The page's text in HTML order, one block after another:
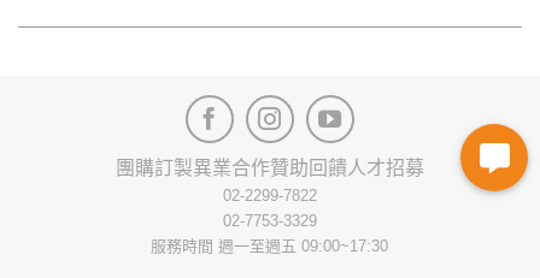
團購訂製異業合作贊助回饋人才招募
02-2299-7822
02-7753-3329
服務時間 週一至週五 09:00~17:30